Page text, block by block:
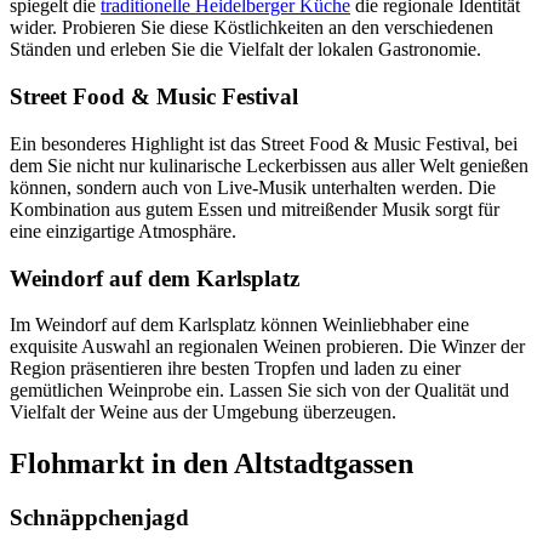
spiegelt die traditionelle Heidelberger Küche die regionale Identität
wider. Probieren Sie diese Köstlichkeiten an den verschiedenen
Ständen und erleben Sie die Vielfalt der lokalen Gastronomie.
Street Food & Music Festival
Ein besonderes Highlight ist das Street Food & Music Festival, bei
dem Sie nicht nur kulinarische Leckerbissen aus aller Welt genießen
können, sondern auch von Live-Musik unterhalten werden. Die
Kombination aus gutem Essen und mitreißender Musik sorgt für
eine einzigartige Atmosphäre.
Weindorf auf dem Karlsplatz
Im Weindorf auf dem Karlsplatz können Weinliebhaber eine
exquisite Auswahl an regionalen Weinen probieren. Die Winzer der
Region präsentieren ihre besten Tropfen und laden zu einer
gemütlichen Weinprobe ein. Lassen Sie sich von der Qualität und
Vielfalt der Weine aus der Umgebung überzeugen.
Flohmarkt in den Altstadtgassen
Schnäppchenjagd